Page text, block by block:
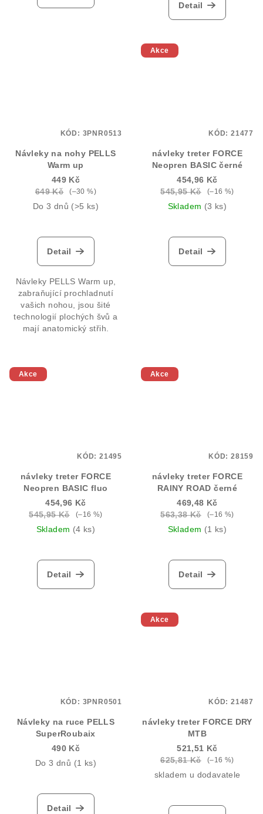
Detail
Návleky na nohy PELLS
Warm up
449 Kč
649 Kč
(–30 %)
Do 3 dnů (>5 ks)
Detail
Návleky PELLS Warm up,
zabraňující prochladnutí
vašich nohou, jsou šité
technologií plochých švů a
mají anatomický střih.
KÓD: 3PNR0513
Akce
návleky treter FORCE
Neopren BASIC černé
454,96 Kč
545,95 Kč
(–16 %)
Skladem (3 ks)
Detail
KÓD: 21477
Akce
návleky treter FORCE
Neopren BASIC fluo
454,96 Kč
545,95 Kč
(–16 %)
Skladem (4 ks)
Detail
KÓD: 21495
Akce
návleky treter FORCE
RAINY ROAD černé
469,48 Kč
563,38 Kč
(–16 %)
Skladem (1 ks)
Detail
KÓD: 28159
Návleky na ruce PELLS
SuperRoubaix
490 Kč
Do 3 dnů (1 ks)
Detail
KÓD: 3PNR0501
Akce
návleky treter FORCE DRY
MTB
521,51 Kč
625,81 Kč
(–16 %)
skladem u dodavatele
KÓD: 21487